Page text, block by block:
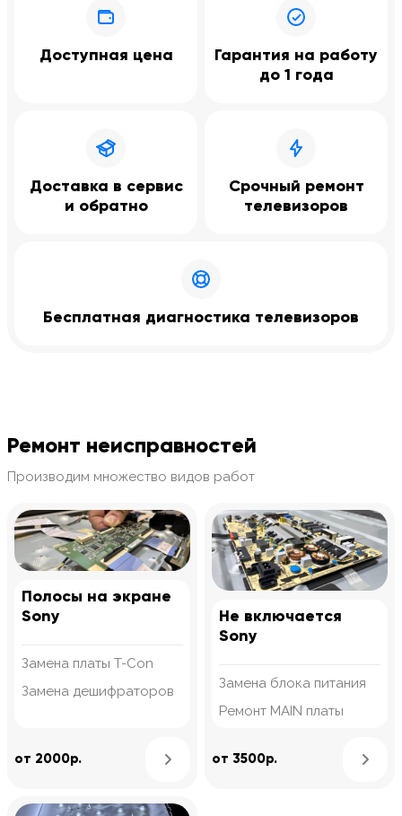
Доступная цена
Гарантия на работу
до 1 года
Доставка в сервис
и обратно
Срочный ремонт
телевизоров
Бесплатная диагностика телевизоров
Ремонт неисправностей
Производим множество видов работ
Полосы на экране
Sony
Замена платы T-Con
Замена дешифраторов
от 2000р. Узнать подробнее
Не включается
Sony
Замена блока питания
Ремонт MAIN платы
от 3500р.